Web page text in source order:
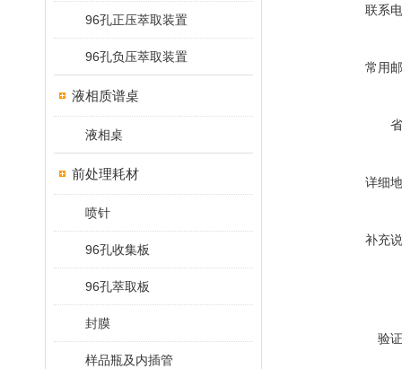
96孔正压萃取装置
96孔负压萃取装置
液相质谱桌
液相桌
前处理耗材
喷针
96孔收集板
96孔萃取板
封膜
样品瓶及内插管
联系
常用
详细
补充
验